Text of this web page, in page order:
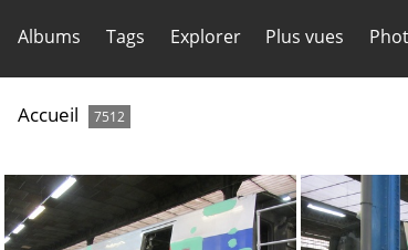
Albums Tags Explorer Plus vues
Accueil 7512